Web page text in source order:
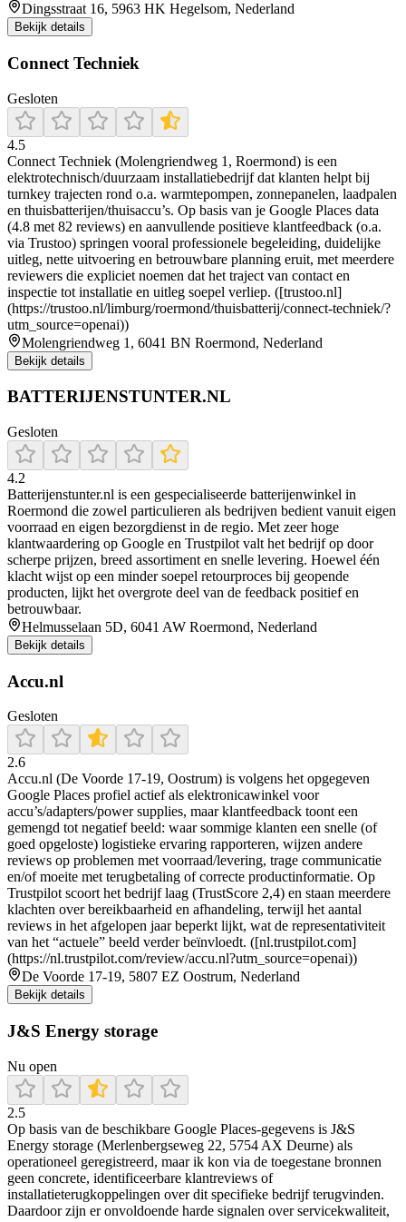
Dingsstraat 16, 5963 HK Hegelsom, Nederland
Bekijk details
Connect Techniek
Gesloten
4.5
Connect Techniek (Molengriendweg 1, Roermond) is een
elektrotechnisch/duurzaam installatiebedrijf dat klanten helpt bij
turnkey trajecten rond o.a. warmtepompen, zonnepanelen, laadpalen
en thuisbatterijen/thuisaccu’s. Op basis van je Google Places data
(4.8 met 82 reviews) en aanvullende positieve klantfeedback (o.a.
via Trustoo) springen vooral professionele begeleiding, duidelijke
uitleg, nette uitvoering en betrouwbare planning eruit, met meerdere
reviewers die expliciet noemen dat het traject van contact en
inspectie tot installatie en uitleg soepel verliep. ([trustoo.nl]
(https://trustoo.nl/limburg/roermond/thuisbatterij/connect-techniek/?
utm_source=openai))
Molengriendweg 1, 6041 BN Roermond, Nederland
Bekijk details
BATTERIJENSTUNTER.NL
Gesloten
4.2
Batterijenstunter.nl is een gespecialiseerde batterijenwinkel in
Roermond die zowel particulieren als bedrijven bedient vanuit eigen
voorraad en eigen bezorgdienst in de regio. Met zeer hoge
klantwaardering op Google en Trustpilot valt het bedrijf op door
scherpe prijzen, breed assortiment en snelle levering. Hoewel één
klacht wijst op een minder soepel retourproces bij geopende
producten, lijkt het overgrote deel van de feedback positief en
betrouwbaar.
Helmusselaan 5D, 6041 AW Roermond, Nederland
Bekijk details
Accu.nl
Gesloten
2.6
Accu.nl (De Voorde 17-19, Oostrum) is volgens het opgegeven
Google Places profiel actief als elektronicawinkel voor
accu’s/adapters/power supplies, maar klantfeedback toont een
gemengd tot negatief beeld: waar sommige klanten een snelle (of
goed opgeloste) logistieke ervaring rapporteren, wijzen andere
reviews op problemen met voorraad/levering, trage communicatie
en/of moeite met terugbetaling of correcte productinformatie. Op
Trustpilot scoort het bedrijf laag (TrustScore 2,4) en staan meerdere
klachten over bereikbaarheid en afhandeling, terwijl het aantal
reviews in het afgelopen jaar beperkt lijkt, wat de representativiteit
van het “actuele” beeld verder beïnvloedt. ([nl.trustpilot.com]
(https://nl.trustpilot.com/review/accu.nl?utm_source=openai))
De Voorde 17-19, 5807 EZ Oostrum, Nederland
Bekijk details
J&S Energy storage
Nu open
2.5
Op basis van de beschikbare Google Places-gegevens is J&S
Energy storage (Merlenbergseweg 22, 5754 AX Deurne) als
operationeel geregistreerd, maar ik kon via de toegestane bronnen
geen concrete, identificeerbare klantreviews of
installatieterugkoppelingen over dit specifieke bedrijf terugvinden.
Daardoor zijn er onvoldoende harde signalen over servicekwaliteit,